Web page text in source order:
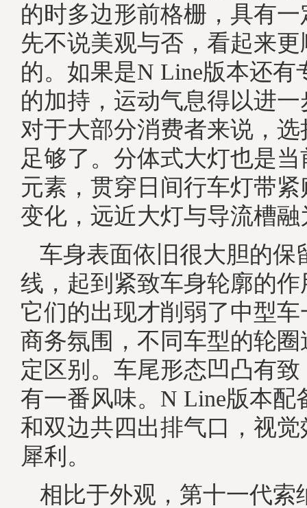
的时多边形前格栅，具有
先不说美观与否，看起来
的。如果是N Line版本还有
的加持，运动气息得以进
对于大部分消费者来说，
足够了。分体式大灯也是
元素，贯穿日间行车灯带
变化，远近大灯与导流槽
车身表面依旧很大胆的保
线，起到紧致车身轮廓的
它们的出现才削弱了中型
商务氛围，不同车型的轮
定区别。车尾形态凹凸有
有一番风味。N Line版本配
和双边共四出排气口，视
犀利。
相比于外观，第十一代索